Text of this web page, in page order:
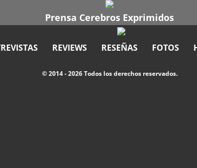
Prensa Cerebros Exprimidos
REVIEWS RESEÑAS FOTOS
© 2014 - 2026 Todos los derechos reservados.